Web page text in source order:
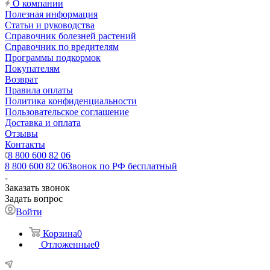
О компании
Полезная информация
Статьи и руководства
Справочник болезней растений
Справочник по вредителям
Программы подкормок
Покупателям
Возврат
Правила оплаты
Политика конфиденциальности
Пользовательское соглашение
Доставка и оплата
Отзывы
Контакты
8 800 600 82 06
8 800 600 82 06Звонок по РФ бесплатный
Заказать звонок
Задать вопрос
Войти
Корзина0
Отложенные0